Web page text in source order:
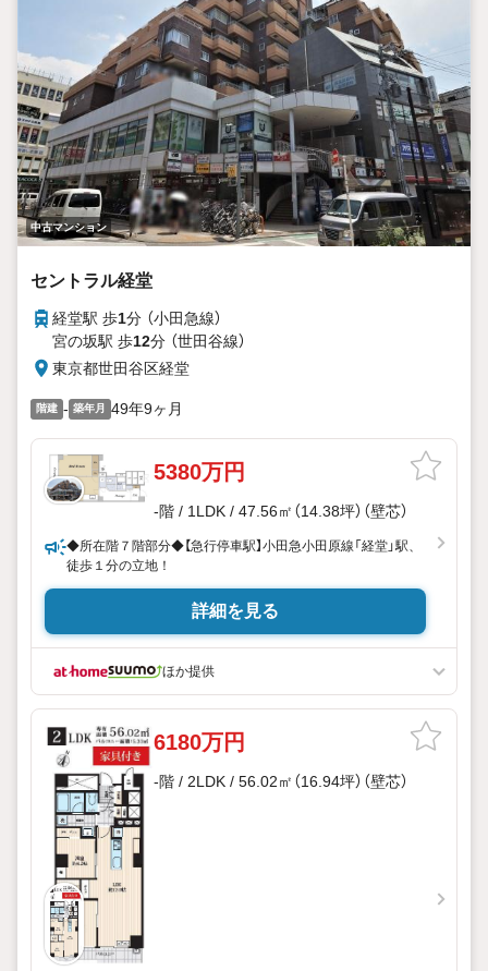
中古マンション
セントラル経堂
経堂駅 歩1分 （小田急線）
宮の坂駅 歩12分 （世田谷線）
東京都世田谷区経堂
階建 - 築年月 49年9ヶ月
5380万円
-階 / 1LDK / 47.56㎡（14.38坪）（壁芯）
◆所在階７階部分◆【急行停車駅】小田急小田原線「経堂」駅、
徒歩１分の立地！
詳細を見る
ほか提供
6180万円
-階 / 2LDK / 56.02㎡（16.94坪）（壁芯）